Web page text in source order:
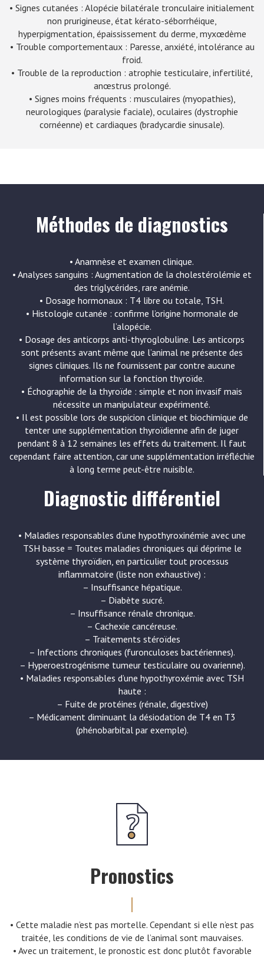
• Signes cutanées : Alopécie bilatérale tronculaire initialement
non prurigineuse, état kérato-séborrhéique,
hyperpigmentation, épaississement du derme, myxœdème
• Trouble comportementaux : Paresse, anxiété, intolérance au
froid.
• Trouble de la reproduction : atrophie testiculaire, infertilité,
anœstrus prolongé.
• Signes moins fréquents : musculaires (myopathies),
neurologiques (paralysie faciale), oculaires (dystrophie
cornéenne) et cardiaques (bradycardie sinusale).
Méthodes de diagnostics
• Anamnèse et examen clinique.
• Analyses sanguins : Augmentation de la cholestérolémie et
des triglycérides, rare anémie.
• Dosage hormonaux : T4 libre ou totale, TSH.
• Histologie cutanée : confirme l’origine hormonale de
l’alopécie.
• Dosage des anticorps anti-thyroglobuline. Les anticorps
sont présents avant même que l’animal ne présente des
signes cliniques. Ils ne fournissent par contre aucune
information sur la fonction thyroïde.
• Échographie de la thyroïde : simple et non invasif mais
nécessite un manipulateur expérimenté.
• Il est possible lors de suspicion clinique et biochimique de
tenter une supplémentation thyroïdienne afin de juger
pendant 8 à 12 semaines les effets du traitement. Il faut
cependant faire attention, car une supplémentation irréfléchie
à long terme peut-être nuisible.
Diagnostic différentiel
• Maladies responsables d’une hypothyroxinémie avec une
TSH basse = Toutes maladies chroniques qui déprime le
système thyroïdien, en particulier tout processus
inflammatoire (liste non exhaustive) :
– Insuffisance hépatique.
– Diabète sucré.
– Insuffisance rénale chronique.
– Cachexie cancéreuse.
– Traitements stéroïdes
– Infections chroniques (furonculoses bactériennes).
– Hyperoestrogénisme tumeur testiculaire ou ovarienne).
• Maladies responsables d’une hypothyroxémie avec TSH
haute :
– Fuite de protéines (rénale, digestive)
– Médicament diminuant la désiodation de T4 en T3
(phénobarbital par exemple).
Pronostics
• Cette maladie n’est pas mortelle. Cependant si elle n’est pas
traitée, les conditions de vie de l’animal sont mauvaises.
• Avec un traitement, le pronostic est donc plutôt favorable